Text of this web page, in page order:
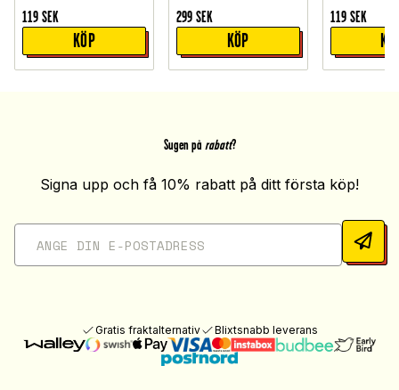
119 SEK
KÖP
299 SEK
KÖP
119 SEK
Sugen på rabatt?
Signa upp och få 10% rabatt på ditt första köp!
Gratis fraktalternativ Blixtsnabb leverans